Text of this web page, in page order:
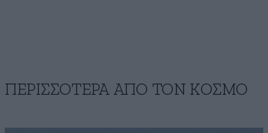
ΠΕΡΙΣΣΟΤΕΡΑ ΑΠΟ ΤΟΝ ΚΟΣΜΟ